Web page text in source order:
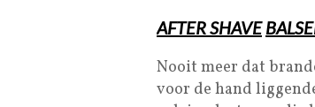
AFTER SHAVE
Nooit meer dat
voor de hand